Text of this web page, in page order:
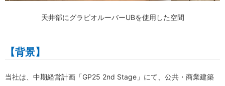
天井部にグラビオルーバーUBを使用した空間
【背景】
当社は、中期経営計画「GP25 2nd Stage」にて、公共・商業建築